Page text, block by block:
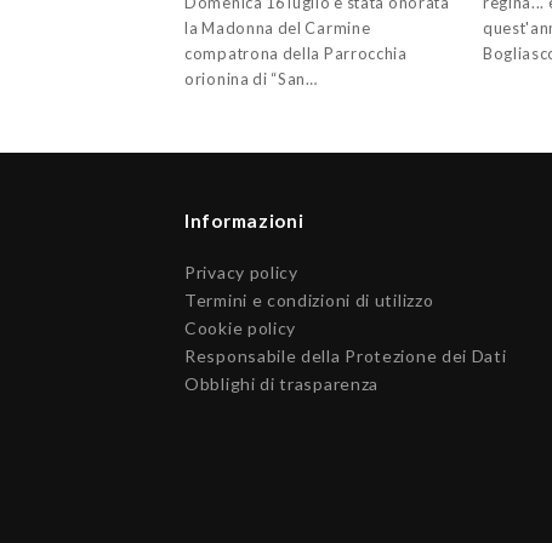
la Madonna del Carmine
compatrona della Parrocchia
orionina di “San…
Informazioni
Privacy policy
Termini e condizioni di utilizzo
Cookie policy
Responsabile della Protezione dei Dati
Obblighi di trasparenza